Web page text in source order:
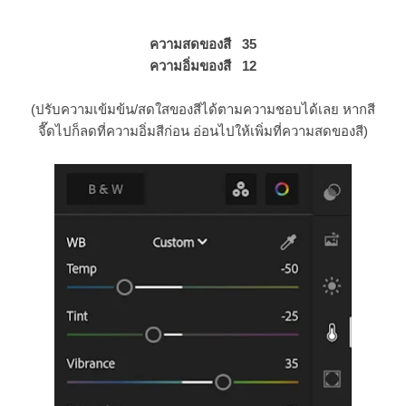
ความสดของสี 35
ความอิ่มของสี 12
(ปรับความเข้มข้น/สดใสของสีได้ตามความชอบได้เลย หากสี
จี๊ดไปก็ลดที่ความอิ่มสีก่อน อ่อนไปให้เพิ่มที่ความสดของสี)